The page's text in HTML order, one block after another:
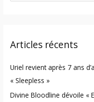
c
f
o
r
Articles récents
Uriel revient après 7 ans
« Sleepless »
Divine Bloodline dévoile «